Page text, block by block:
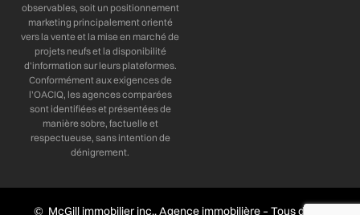
observables, soit un positionnement
marketing principalement orienté
vers la vente et la mise en marché de
projets neufs et la disponibilité
d’information sur leurs plateformes.
Conformément aux exigences de
l’OACIQ, les agences comparées
sont identifiées et présentées de
manière sobre, factuelle et
respectueuse, sans intention de
dénigrement.
© McGill immobilier inc., Agence immobilière – Tous droits